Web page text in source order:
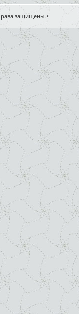
защищены.•